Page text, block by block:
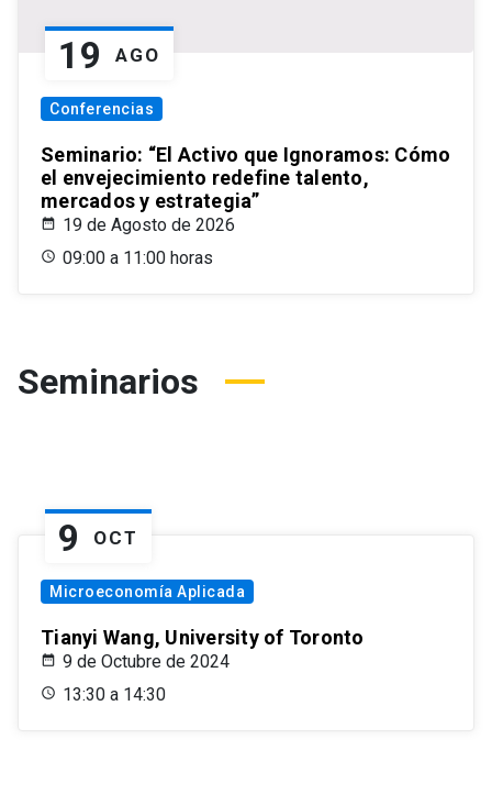
19 AGO
Conferencias
Seminario: “El Activo que Ignoramos: Cómo
el envejecimiento redefine talento,
mercados y estrategia”
19 de Agosto de 2026
09:00 a 11:00 horas
Seminarios
9 OCT
Microeconomía Aplicada
Tianyi Wang, University of Toronto
9 de Octubre de 2024
13:30 a 14:30